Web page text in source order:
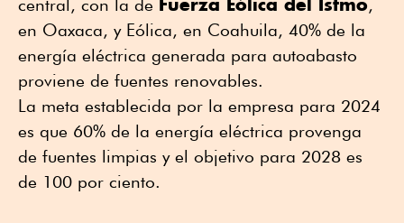
central, con la de
,
en Oaxaca, y Eólica, en Coahuila, 40% de la
energía eléctrica generada para autoabasto
proviene de fuentes renovables.
La meta establecida por la empresa para 2024
es que 60% de la energía eléctrica provenga
de fuentes limpias y el objetivo para 2028 es
de 100 por ciento.